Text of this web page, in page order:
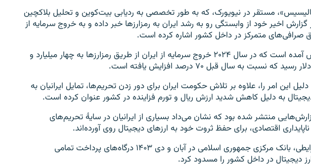
مستقر در نیویورک، که به طور تخصصی به ردیابی بیت‌کوین و تحلیل بلاکچین
گزارش اخیر خود از وابستگی رو به رشد ایران به رمزارزها خبر داده و به خروج سرمایه از
صرافی‌های متمرکز در داخل کشور اشاره کرده است.
در این گزارش آمده است که در سال ۲۰۲۴ خروج سرمایه از ایران از طریق رمزارزها به چهار میلیارد و
این امر را، علاوه بر تلاش حکومت ایران برای دور زدن تحریم‌ها، تمایل ایرانیان به
به دلیل کاهش شدید ارزش ریال و تورم فزاینده در کشور عنوان کرده است.
منتشر شده بود که نشان می‌داد بسیاری از ایرانیان در سایهٔ تحریم‌های
اقتصادی، برای حفظ ثروت خود به ارزهای دیجیتال روی آورده‌اند.
در چنین شرایطی، بانک مرکزی جمهوری اسلامی در آبان و دی ۱۴۰۳ درگاه‌های پرداخت تمامی
دیجیتال در داخل کشور را مسدود کرد.